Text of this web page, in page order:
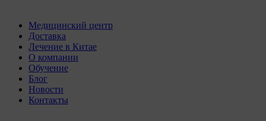
Медицинский центр
Доставка
Лечение в Китае
О компании
Обучение
Блог
Новости
Контакты